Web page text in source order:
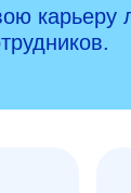
карьеру